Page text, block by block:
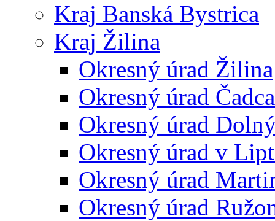
Kraj Banská Bystrica
Kraj Žilina
Okresný úrad Žilina
Okresný úrad Čadca
Okresný úrad
Okresný úrad v
Okresný úrad
Okresný úrad